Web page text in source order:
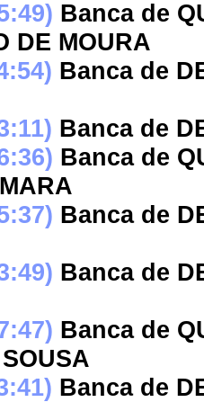
Banca de
DE MOURA
Banca de
Banca de
Banca de
Banca de
Banca de
Banca de
Banca de